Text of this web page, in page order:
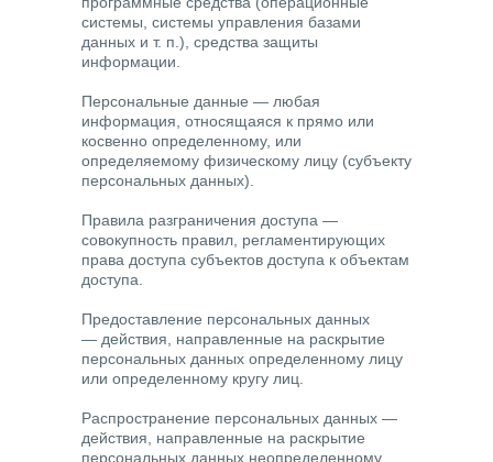
системы, системы управления базами
данных и т. п.), средства защиты
информации.
Персональные данные — любая
информация, относящаяся к прямо или
косвенно определенному, или
определяемому физическому лицу (субъекту
персональных данных).
Правила разграничения доступа —
совокупность правил, регламентирующих
права доступа субъектов доступа к объектам
доступа.
Предоставление персональных данных
— действия, направленные на раскрытие
персональных данных определенному лицу
или определенному кругу лиц.
Распространение персональных данных —
действия, направленные на раскрытие
персональных данных неопределенному